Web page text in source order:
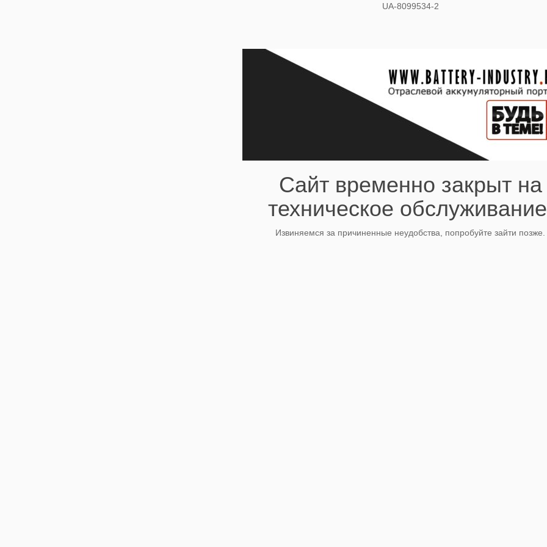
UA-8099534-2
Сайт временно закрыт на
техническое
Извиняемся за причиненные неудобства, попробуйте зайти позже.